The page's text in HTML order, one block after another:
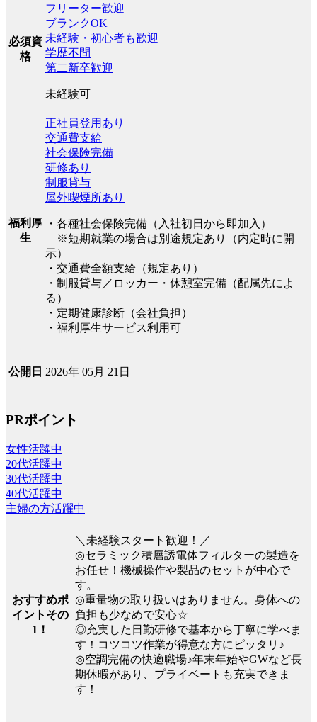
必須資
格
フリーター歓迎
ブランクOK
未経験・初心者も歓迎
学歴不問
第二新卒歓迎
未経験可
福利厚
生
正社員登用あり
交通費支給
社会保険完備
研修あり
制服貸与
屋外喫煙所あり
・各種社会保険完備（入社初日から即加入）
※短期就業の場合は別途規定あり（内定時に開
示）
・交通費全額支給（規定あり）
・制服貸与／ロッカー・休憩室完備（配属先によ
る）
・定期健康診断（会社負担）
・福利厚生サービス利用可
公開日 2026年 05月 21日
PRポイント
女性活躍中
20代活躍中
30代活躍中
40代活躍中
主婦の方活躍中
おすすめポ
イントその
1！
＼未経験スタート歓迎！／
◎セラミック積層誘電体フィルターの製造を
お任せ！機械操作や製品のセットが中心で
す。
◎重量物の取り扱いはありません。身体への
負担も少なめで安心☆
◎充実した日勤研修で基本から丁寧に学べま
す！コツコツ作業が得意な方にピッタリ♪
◎空調完備の快適職場♪年末年始やGWなど長
期休暇があり、プライベートも充実できま
す！